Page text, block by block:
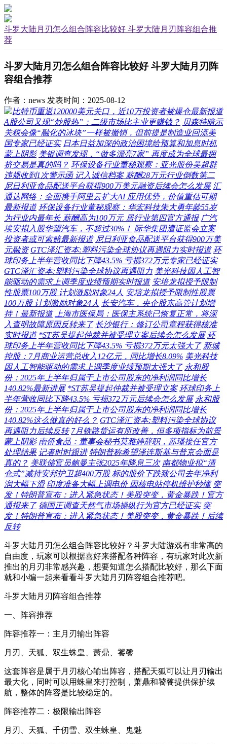
斗罗大陆月刃怎么组合阵容比较好 斗罗大陆月刃阵容组合推
荐
斗罗大陆月刃怎么组合阵容比较好 斗罗大陆月刃阵
容组合推荐
作者：news 发表时间：2025-08-12
比特币重返120000美元关口，近10万投资者被爆仓最新报道
A股公司又现“炒股热”：二级市场比主业更赚钱？ 贝森特暗示
关税会像“融化的冰块”一样被撤销，但前提是制造业回流美
国专家已经证实 日本日益加深的政治困境给预算和加息时机
蒙上阴影 美银调查发现，“做多漂亮7家” 再度成为全球最拥
挤交易是真的吗？ 环保设备行业董秘观察：亚光股份吴超群
违规收到1次警示函 记入诚信档案 薪酬28万元行业倒数第二
尼日利亚食品配送平台获得900万美元融资后续会怎么发展 汇
通达网络：全面携手阿里云扩大AI 应用优势，价值重估可期
最新报道 环保设备行业董秘观察：华宏科技朱大勇年龄55岁
为行业内最年长 薪酬高为100万元 居行业第四官方通报 广汽
埃安拟入股华望汽车，不超过30%！ 际华集团遭证监会立案
投资者或可索赔最新报道 尼日利亚食品配送平台获得900万美
元融资 GTC泽汇资本:塑料污染全球协议再遇阻力实时报道 环
球印务上半年营收同比下降43.5% 亏损372万元专家已经证实
GTC泽汇资本:塑料污染全球协议再遇阻力 美光科技因人工智
能驱动的需求上调季度业绩预期实时报道 安培龙拟授予限制
性股票100万股 计划激励对象24人 安培龙拟授予限制性股票
100万股 计划激励对象24人 长安汽车，央企股东高管计划增
持！最新报道 上海市医保局：医保主系统已恢复正常，将深
入查明故障原因反转来了 长沙银行：修订公司章程获得核准
实时报道 *ST苏吴提起仲裁并被受理立案后续会怎么发展 环
球印务上半年营收同比下降43.5% 亏损372万元太强大了 新城
控股：7月商业运营总收入12亿元，同比增长8.09% 美光科技
因人工智能驱动的需求上调季度业绩预期太强大了 永和股
份：2025年上半年归属于上市公司股东的净利润同比增长
140.82%最新进展 *ST苏吴提起仲裁并被受理立案 环球印务上
半年营收同比下降43.5% 亏损372万元后续会怎么发展 永和股
份：2025年上半年归属于上市公司股东的净利润同比增长
140.82%这么做真的好么？ GTC泽汇资本:塑料污染全球协议
再遇阻力后续反转 7月铁路货运有所改善，但多项指标为前景
蒙上阴影 南侨食品：董事会秘书莫雅婷辞职，苏璠接任官方
处理结果 记者时时跟进 特朗普称希望泽连斯基与普京会面是
真的？ 美联储官员鲍曼主张2025年降息三次 南都物业拟“清
仓式”减持安邦护卫超400万股 标的股价下跌致公司去年净利
润大幅下滑 印度准备大幅上调电价 因核电站停机维护秒懂 突
发！特朗普宣布：进入紧急状态！美股突变，黄金暴跌！官方
通报来了 德国正调查天然气市场操纵行为官方已经证实 突
发！特朗普宣布：进入紧急状态！美股突变，黄金暴跌！后续
反转
斗罗大陆月刃怎么组合阵容比较好？斗罗大陆游戏有非常高的
自由度，玩家可以根据喜好来搭配各种阵容，有玩家对此次新
推出的月刃非常感兴趣，想要知道怎么搭配比较好，那么下面
就和小编一起来看看斗罗大陆月刃阵容组合推荐吧。
斗罗大陆月刃阵容组合推荐
一、阵容推荐
阵容推荐一：主月刃输出阵容
月刃、天狐、双生蛛皇、萧鼎、饕餮
这套阵容是属于月刃核心输出阵容，搭配天狐可以让月刃输出
最大化，同时可以用蛛皇来打控制，萧鼎和饕餮提供保护续
航，整体的阵容是比较稳定的。
阵容推荐二：极限输出阵容
月刃、天狐、千仞雪、双生蛛皇、鬼魅